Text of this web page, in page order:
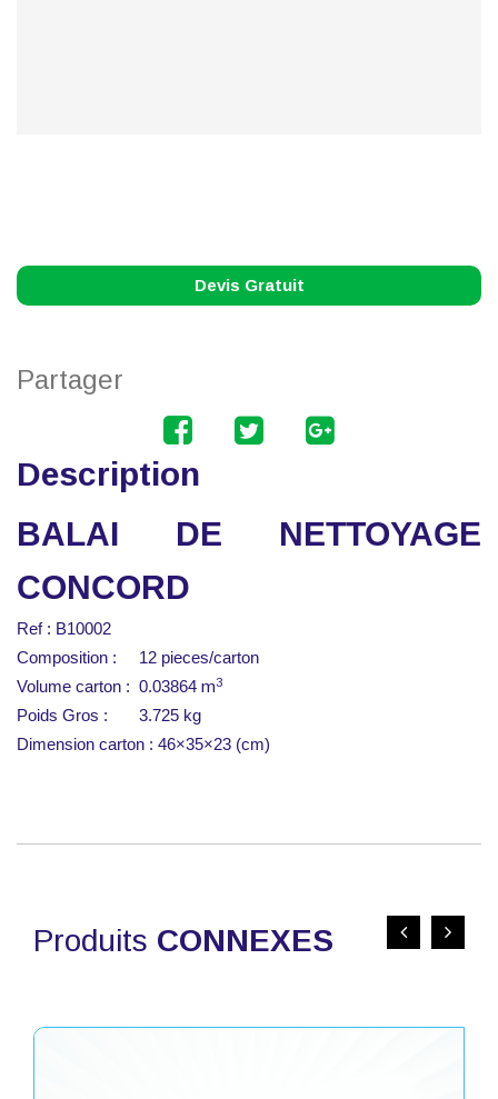
Devis Gratuit
Partager
Description
BALAI DE NETTOYAGE
CONCORD
Ref : B10002
Composition : 12 pieces/carton
Volume carton : 0.03864 m3
Poids Gros : 3.725 kg
Dimension carton : 46×35×23 (cm)
Produits CONNEXES